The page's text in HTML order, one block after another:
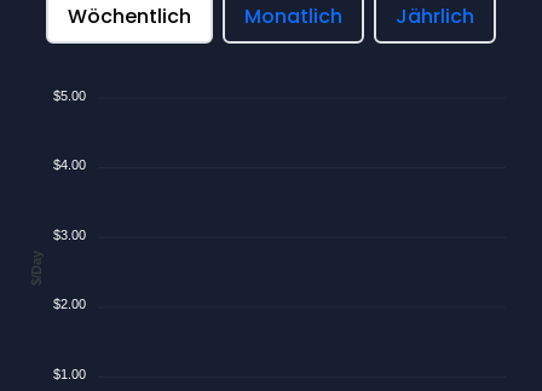
Wöchentlich Monatlich Jährlich
$5.00
$4.00
$3.00
$2.00
$1.00
$/Day